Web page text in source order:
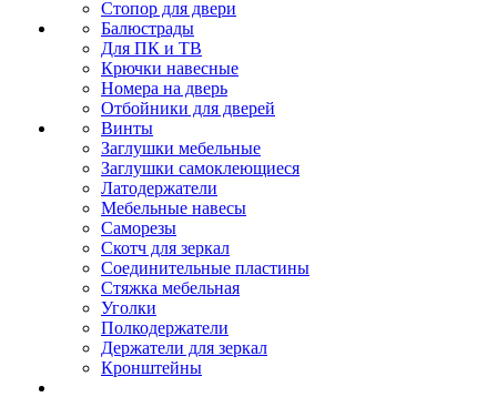
Стопор для двери
Балюстрады
Для ПК и ТВ
Крючки навесные
Номера на дверь
Отбойники для дверей
Винты
Заглушки мебельные
Заглушки самоклеющиеся
Латодержатели
Мебельные навесы
Саморезы
Скотч для зеркал
Соединительные пластины
Стяжка мебельная
Уголки
Полкодержатели
Держатели для зеркал
Кронштейны